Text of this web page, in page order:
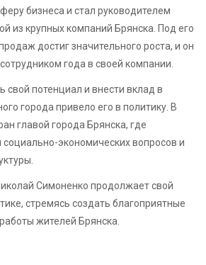
бизнеса и стал руководителем
из крупных компаний Брянска. Под его
достиг значительного роста, и он
года в своей компании.
свой потенциал и внести вклад в
города привело его в политику. В
главой города Брянска, где
экономических вопросов и
Симоненко продолжает свой
стремясь создать благоприятные
жителей Брянска.